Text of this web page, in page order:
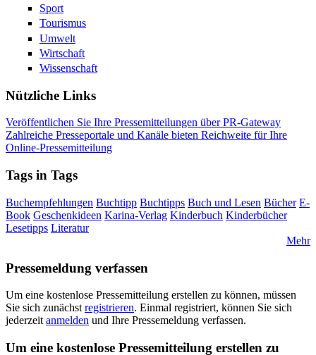
Sport
Tourismus
Umwelt
Wirtschaft
Wissenschaft
Nützliche Links
Veröffentlichen Sie Ihre Pressemitteilungen über PR-Gateway
Zahlreiche Presseportale und Kanäle bieten Reichweite für Ihre
Online-Pressemitteilung
Tags in Tags
Buchempfehlungen Buchtipp Buchtipps Buch und Lesen Bücher E-
Book Geschenkideen Karina-Verlag Kinderbuch Kinderbücher
Lesetipps Literatur
Mehr
Pressemeldung verfassen
Um eine kostenlose Pressemitteilung erstellen zu können, müssen
Sie sich zunächst registrieren. Einmal registriert, können Sie sich
jederzeit anmelden und Ihre Pressemeldung verfassen.
Um eine kostenlose Pressemitteilung erstellen zu